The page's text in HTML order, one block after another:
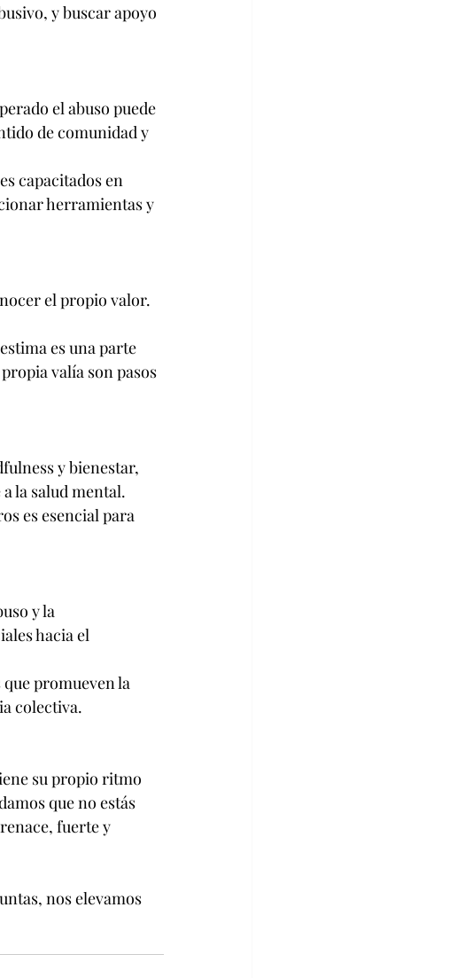
y buscar apoyo
el abuso puede
de comunidad y
capacitados en
herramientas y
el propio valor.
es una parte
valía son pasos
y bienestar,
la salud mental.
es esencial para
y la
hacia el
promueven la
colectiva.
su propio ritmo
que no estás
fuerte y
nos elevamos